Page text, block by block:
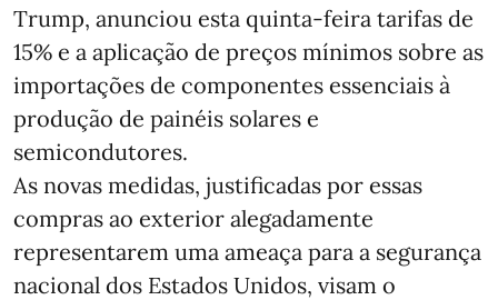
Trump, anunciou esta quinta-feira tarifas de
15% e a aplicação de preços mínimos sobre as
importações de componentes essenciais à
produção de painéis solares e
semicondutores.
As novas medidas, justificadas por essas
compras ao exterior alegadamente
representarem uma ameaça para a segurança
nacional dos Estados Unidos, visam o